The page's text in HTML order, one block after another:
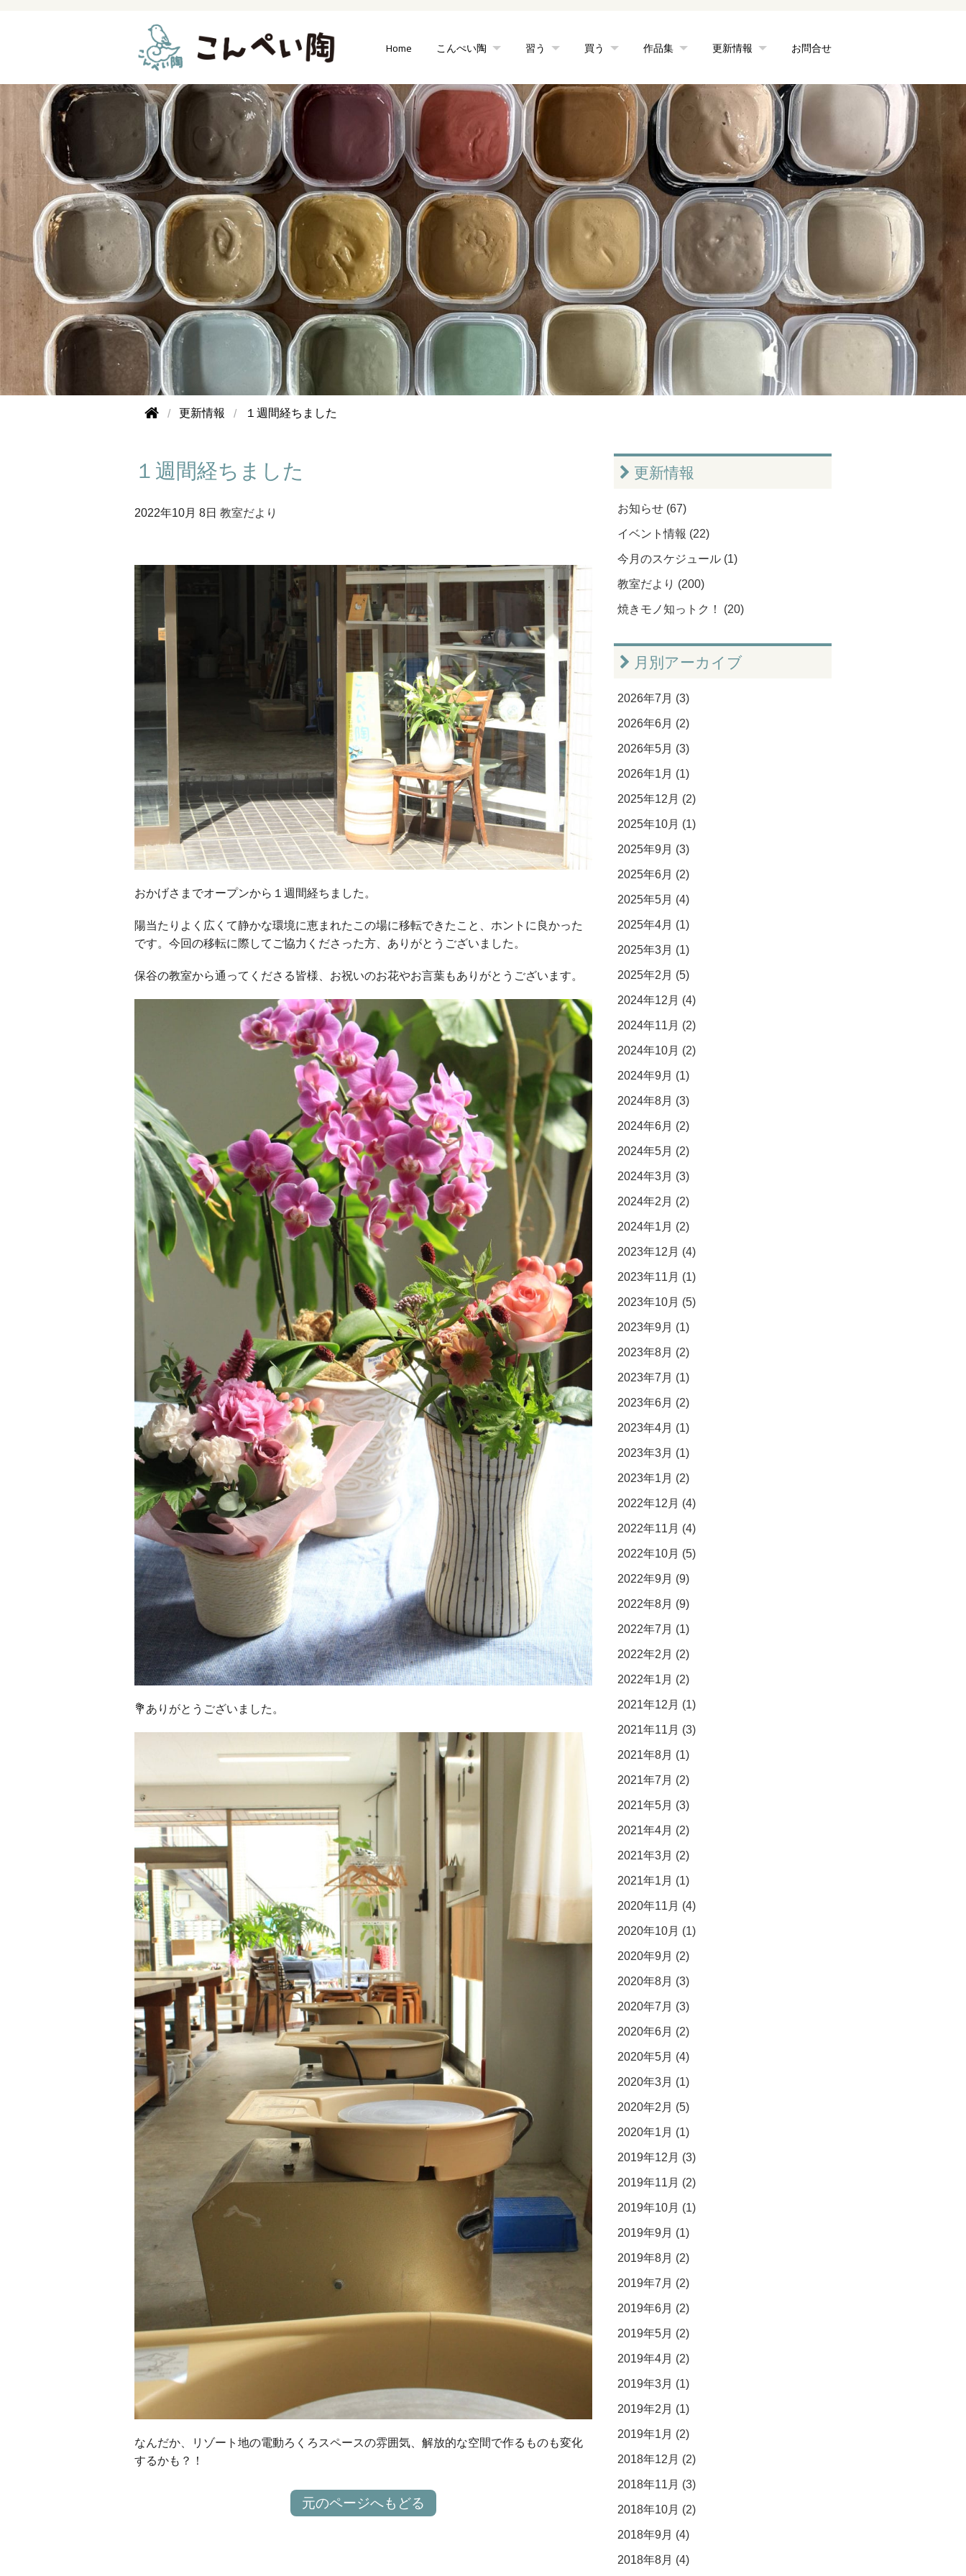
Home こんぺい陶 習う 買う 作品集 更新情報 お問合せ
更新情報 １週間経ちました
１週間経ちました
2022年10月 8日 教室だより
おかげさまでオープンから１週間経ちました。
陽当たりよく広くて静かな環境に恵まれたこの場に移転できたこと、ホントに良かった
です。今回の移転に際してご協力くださった方、ありがとうございました。
保谷の教室から通ってくださる皆様、お祝いのお花やお言葉もありがとうございます。
💐ありがとうございました。
なんだか、リゾート地の電動ろくろスペースの雰囲気、解放的な空間で作るものも変化
するかも？！
元のページへもどる
更新情報
お知らせ (67)
イベント情報 (22)
今月のスケジュール (1)
教室だより (200)
焼きモノ知っトク！ (20)
月別アーカイブ
2026年7月 (3)
2026年6月 (2)
2026年5月 (3)
2026年1月 (1)
2025年12月 (2)
2025年10月 (1)
2025年9月 (3)
2025年6月 (2)
2025年5月 (4)
2025年4月 (1)
2025年3月 (1)
2025年2月 (5)
2024年12月 (4)
2024年11月 (2)
2024年10月 (2)
2024年9月 (1)
2024年8月 (3)
2024年6月 (2)
2024年5月 (2)
2024年3月 (3)
2024年2月 (2)
2024年1月 (2)
2023年12月 (4)
2023年11月 (1)
2023年10月 (5)
2023年9月 (1)
2023年8月 (2)
2023年7月 (1)
2023年6月 (2)
2023年4月 (1)
2023年3月 (1)
2023年1月 (2)
2022年12月 (4)
2022年11月 (4)
2022年10月 (5)
2022年9月 (9)
2022年8月 (9)
2022年7月 (1)
2022年2月 (2)
2022年1月 (2)
2021年12月 (1)
2021年11月 (3)
2021年8月 (1)
2021年7月 (2)
2021年5月 (3)
2021年4月 (2)
2021年3月 (2)
2021年1月 (1)
2020年11月 (4)
2020年10月 (1)
2020年9月 (2)
2020年8月 (3)
2020年7月 (3)
2020年6月 (2)
2020年5月 (4)
2020年3月 (1)
2020年2月 (5)
2020年1月 (1)
2019年12月 (3)
2019年11月 (2)
2019年10月 (1)
2019年9月 (1)
2019年8月 (2)
2019年7月 (2)
2019年6月 (2)
2019年5月 (2)
2019年4月 (2)
2019年3月 (1)
2019年2月 (1)
2019年1月 (2)
2018年12月 (2)
2018年11月 (3)
2018年10月 (2)
2018年9月 (4)
2018年8月 (4)